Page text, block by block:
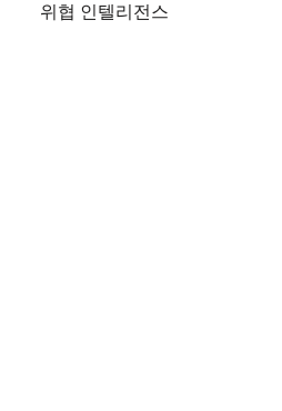
위협 인텔리전스